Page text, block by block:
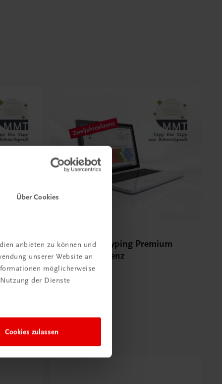
Über Cookies
anbieten zu können und
unserer Website an
möglicherweise
der Dienste
Cookies zulassen
Multimedia-Typing Premium
Zweijahreslizenz
€ 9,00